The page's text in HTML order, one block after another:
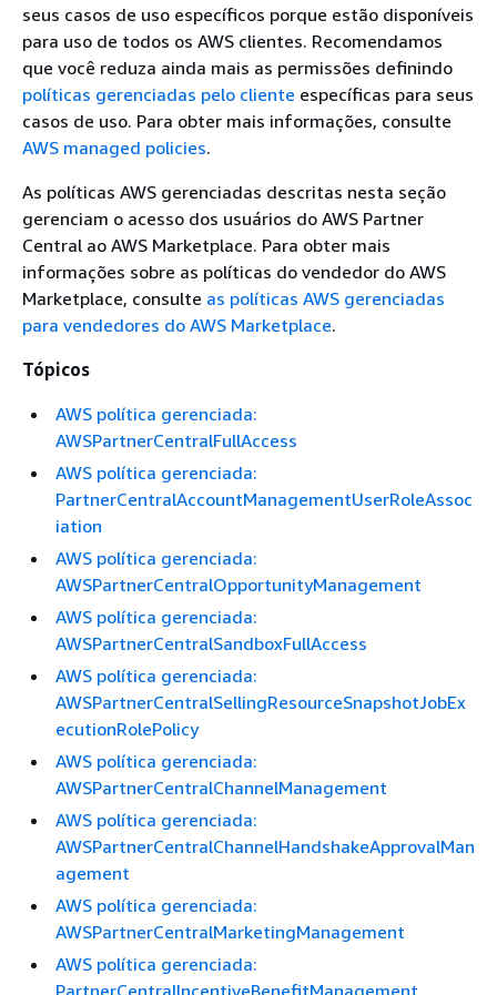
seus casos de uso específicos porque estão disponíveis
para uso de todos os AWS clientes. Recomendamos
que você reduza ainda mais as permissões definindo
políticas gerenciadas pelo cliente específicas para seus
casos de uso. Para obter mais informações, consulte
AWS managed policies.
As políticas AWS gerenciadas descritas nesta seção
gerenciam o acesso dos usuários do AWS Partner
Central ao AWS Marketplace. Para obter mais
informações sobre as políticas do vendedor do AWS
Marketplace, consulte as políticas AWS gerenciadas
para vendedores do AWS Marketplace.
Tópicos
AWS política gerenciada:
AWSPartnerCentralFullAccess
AWS política gerenciada:
PartnerCentralAccountManagementUserRoleAssoc
iation
AWS política gerenciada:
AWSPartnerCentralOpportunityManagement
AWS política gerenciada:
AWSPartnerCentralSandboxFullAccess
AWS política gerenciada:
AWSPartnerCentralSellingResourceSnapshotJobEx
ecutionRolePolicy
AWS política gerenciada:
AWSPartnerCentralChannelManagement
AWS política gerenciada:
AWSPartnerCentralChannelHandshakeApprovalMan
agement
AWS política gerenciada:
AWSPartnerCentralMarketingManagement
AWS política gerenciada:
PartnerCentralIncentiveBenefitManagement